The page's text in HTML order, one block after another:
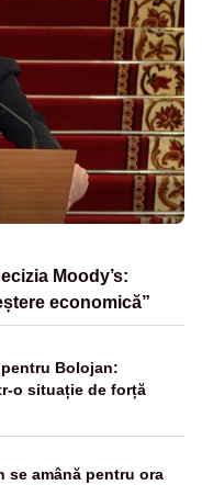
Moody’s:
economică”
Bolojan:
o situație de forță
se amână pentru ora